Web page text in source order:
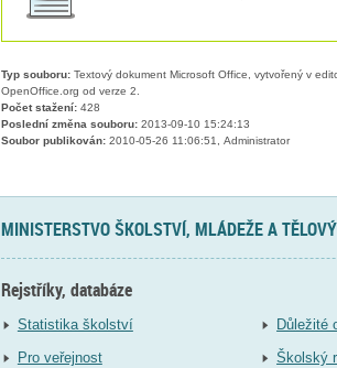
Typ souboru:Textový dokument Microsoft Office, vytvořený v
OpenOffice.org od verze 2.
Počet stažení:428
Poslední změna souboru:2013-09-10 15:24:13
Soubor publikován:2010-05-26 11:06:51, Administrator
MINISTERSTVO ŠKOLSTVÍ, MLÁDEŽE A
Rejstříky, databáze
Statistika školství
Pro veřejnost
Důležité
Školský